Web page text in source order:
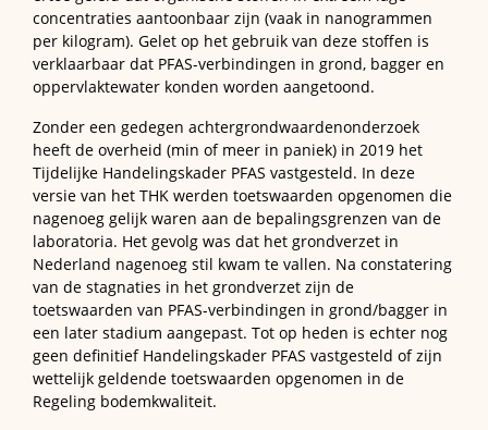
concentraties aantoonbaar zijn (vaak in nanogrammen
per kilogram). Gelet op het gebruik van deze stoffen is
verklaarbaar dat PFAS-verbindingen in grond, bagger en
oppervlaktewater konden worden aangetoond.
Zonder een gedegen achtergrondwaardenonderzoek
heeft de overheid (min of meer in paniek) in 2019 het
Tijdelijke Handelingskader PFAS vastgesteld. In deze
versie van het THK werden toetswaarden opgenomen die
nagenoeg gelijk waren aan de bepalingsgrenzen van de
laboratoria. Het gevolg was dat het grondverzet in
Nederland nagenoeg stil kwam te vallen. Na constatering
van de stagnaties in het grondverzet zijn de
toetswaarden van PFAS-verbindingen in grond/bagger in
een later stadium aangepast. Tot op heden is echter nog
geen definitief Handelingskader PFAS vastgesteld of zijn
wettelijk geldende toetswaarden opgenomen in de
Regeling bodemkwaliteit.